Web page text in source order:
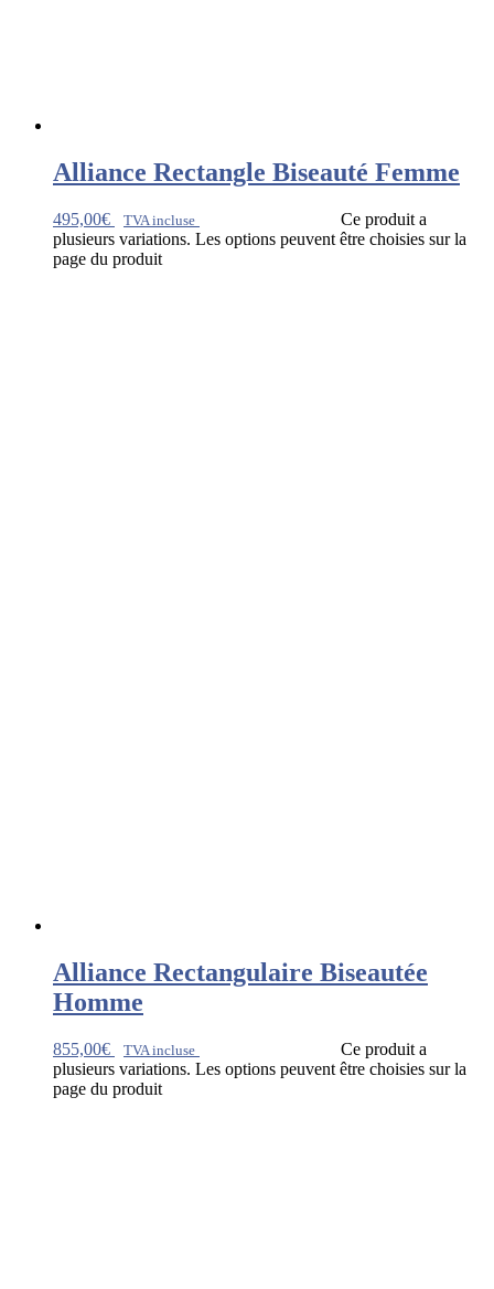
Alliance Rectangle Biseauté Femme
495,00€ TVA incluse
Ce produit a
plusieurs variations. Les options peuvent être choisies sur la
page du produit
Alliance Rectangulaire Biseautée
Homme
855,00€ TVA incluse
Ce produit a
plusieurs variations. Les options peuvent être choisies sur la
page du produit